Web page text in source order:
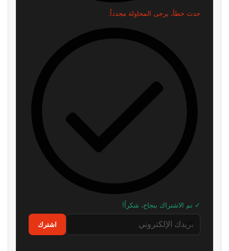
حدث خطأ، يرجى المحاولة مجدداً.
✓ تم الاشتراك بنجاح، شكراً!
اشترك